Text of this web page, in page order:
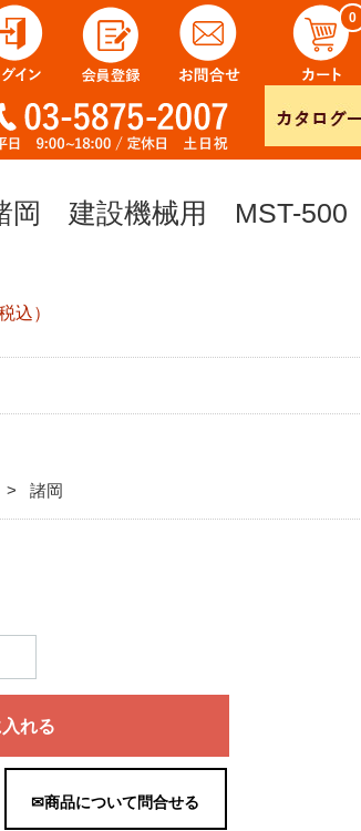
0
岡 建設機械用 MST-500
込）
諸岡
れる
✉商品について問合せる